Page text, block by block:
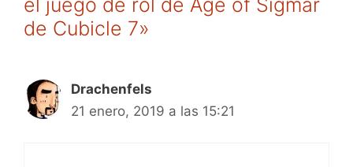
de Cubicle 7»
Drachenfels
21 enero, 2019 a las 15:21